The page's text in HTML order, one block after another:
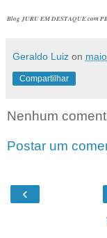
Blog JURU EM DESTAQUE com
Geraldo Luiz on
Compartilhar
Nenhum
Postar um
‹